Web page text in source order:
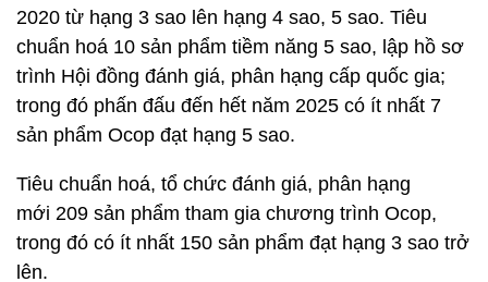
2020 từ hạng 3 sao lên hạng 4 sao, 5 sao. Tiêu
chuẩn hoá 10 sản phẩm tiềm năng 5 sao, lập hồ sơ
trình Hội đồng đánh giá, phân hạng cấp quốc gia;
trong đó phấn đấu đến hết năm 2025 có ít nhất 7
sản phẩm Ocop đạt hạng 5 sao.
Tiêu chuẩn hoá, tổ chức đánh giá, phân hạng
mới 209 sản phẩm tham gia chương trình Ocop,
trong đó có ít nhất 150 sản phẩm đạt hạng 3 sao trở
lên.